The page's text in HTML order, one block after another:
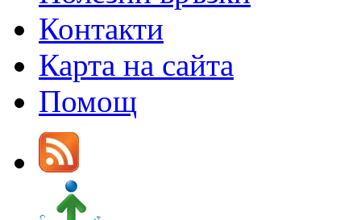
Контакти
Карта на сайта
Помощ